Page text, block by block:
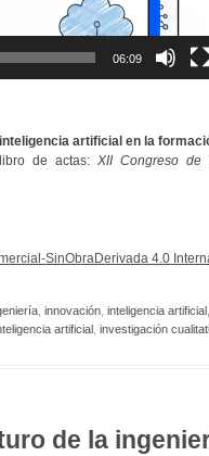
06:09
artificial en la
de actas: XII Congreso de
SinObraDerivada 4.0
, innovación, inteligencia artificial,
artificial, investigación
de la